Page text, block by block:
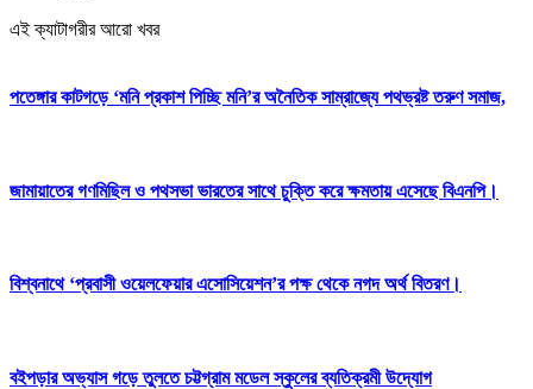
এই ক্যাটাগরীর আরো খবর
পতেঙ্গার কাটগড়ে ‘মনি প্রকাশ পিচ্ছি মনি’র অনৈতিক সাম্রাজ্যে পথভ্রষ্ট তরুণ সমাজ,
জামায়াতের গণমিছিল ও পথসভা ভারতের সাথে চুক্তি করে ক্ষমতায় এসেছে বিএনপি।
বিশ্বনাথে ‘প্রবাসী ওয়েলফেয়ার এসোসিয়েশন’র পক্ষ থেকে নগদ অর্থ বিতরণ।
বইপড়ার অভ্যাস গড়ে তুলতে চট্টগ্রাম মডেল স্কুলের ব্যতিক্রমী উদ্যোগ